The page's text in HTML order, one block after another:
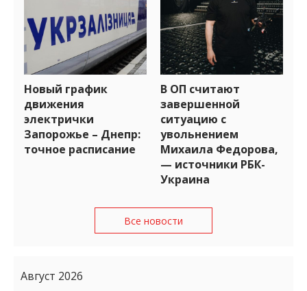
Новый график
движения
электрички
Запорожье – Днепр:
точное расписание
В ОП считают
завершенной
ситуацию с
увольнением
Михаила Федорова,
— источники РБК-
Украина
Все новости
Август 2026